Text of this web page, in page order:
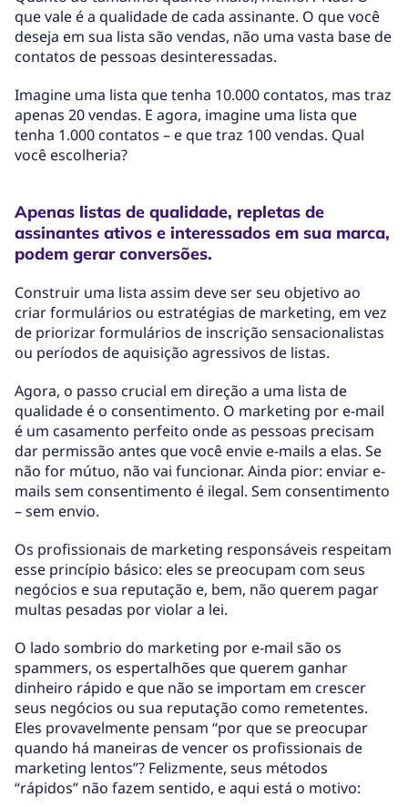
que vale é a qualidade de cada assinante. O que você
deseja em sua lista são vendas, não uma vasta base de
contatos de pessoas desinteressadas.
Imagine uma lista que tenha 10.000 contatos, mas traz
apenas 20 vendas. E agora, imagine uma lista que
tenha 1.000 contatos – e que traz 100 vendas. Qual
você escolheria?
Apenas listas de qualidade, repletas de
assinantes ativos e interessados ​​em sua marca,
podem gerar conversões.
Construir uma lista assim deve ser seu objetivo ao
criar formulários ou estratégias de marketing, em vez
de priorizar formulários de inscrição sensacionalistas
ou períodos de aquisição agressivos de listas.
Agora, o passo crucial em direção a uma lista de
qualidade é o consentimento. O marketing por e-mail
é um casamento perfeito onde as pessoas precisam
dar permissão antes que você envie e-mails a elas. Se
não for mútuo, não vai funcionar. Ainda pior: enviar e-
mails sem consentimento é ilegal. Sem consentimento
– sem envio.
Os profissionais de marketing responsáveis respeitam
esse princípio básico: eles se preocupam com seus
negócios e sua reputação e, bem, não querem pagar
multas pesadas por violar a lei.
O lado sombrio do marketing por e-mail são os
spammers, os espertalhões que querem ganhar
dinheiro rápido e que não se importam em crescer
seus negócios ou sua reputação como remetentes.
Eles provavelmente pensam “por que se preocupar
quando há maneiras de vencer os profissionais de
marketing lentos”? Felizmente, seus métodos
“rápidos” não fazem sentido, e aqui está o motivo: